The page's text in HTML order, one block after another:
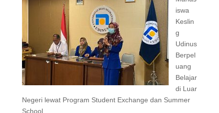
iswa
Keslin
g
Udinus
Berpel
uang
Belajar
di Luar
Negeri lewat Program Student Exchange dan Summer
School